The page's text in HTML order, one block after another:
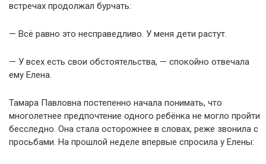
встречах продолжал бурчать:
— Всё равно это несправедливо. У меня дети растут.
— У всех есть свои обстоятельства, — спокойно отвечала
ему Елена.
Тамара Павловна постепенно начала понимать, что
многолетнее предпочтение одного ребёнка не могло пройти
бесследно. Она стала осторожнее в словах, реже звонила с
просьбами. На прошлой неделе впервые спросила у Елены: